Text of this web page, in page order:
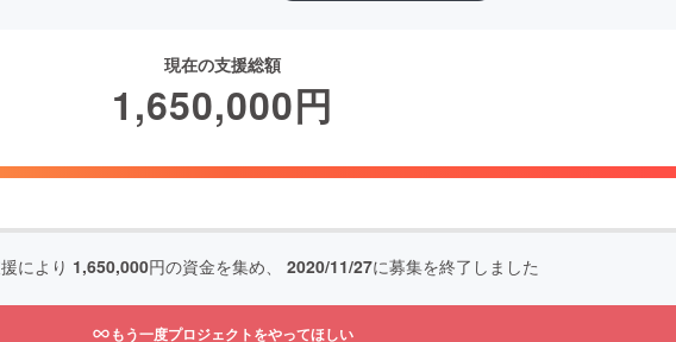
現在の支援総額
1,650,000円
により 1,650,000円の資金を集め、 2020/11/27に募集を終了しました
もう一度プロジェクトをやってほしい